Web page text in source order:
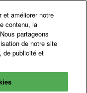
Billetterie
et améliorer notre
contenu, la
partageons
de notre site
de publicité et